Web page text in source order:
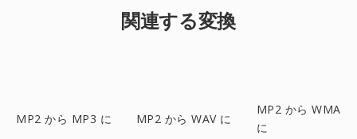
関連する変換
MP2 から MP3 に MP2 から WAV に
MP2 から WMA
に